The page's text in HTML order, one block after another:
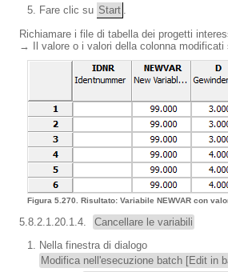
Fare clic su Start .
Richiamare i file di tabella dei progetti
→ Il valore o i valori della colonna modificati
Figura 5.270. Risultato: Variabile NEWVAR con
5.8.2.1.20.1.4.
Cancellare le variabili
Nella finestra di dialogo
Modifica nell'esecuzione batch [Edit in